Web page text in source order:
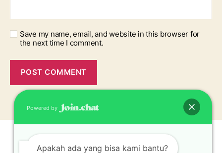
Save my name, email, and website in this browser for
the next time I comment.
Powered by
Apakah ada yang bisa kami bantu?